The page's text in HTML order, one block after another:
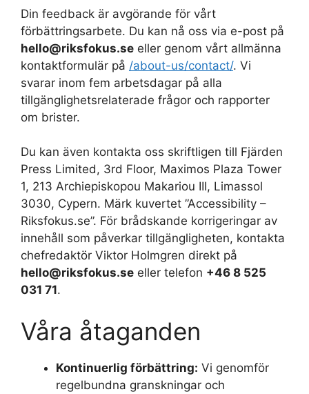
Din feedback är avgörande för vårt
förbättringsarbete. Du kan nå oss via e-post på
hello@riksfokus.se eller genom vårt allmänna
kontaktformulär på /about-us/contact/. Vi
svarar inom fem arbetsdagar på alla
tillgänglighetsrelaterade frågor och rapporter
om brister.
Du kan även kontakta oss skriftligen till Fjärden
Press Limited, 3rd Floor, Maximos Plaza Tower
1, 213 Archiepiskopou Makariou III, Limassol
3030, Cypern. Märk kuvertet ”Accessibility –
Riksfokus.se”. För brådskande korrigeringar av
innehåll som påverkar tillgängligheten, kontakta
chefredaktör Viktor Holmgren direkt på
hello@riksfokus.se eller telefon +46 8 525
031 71.
Våra åtaganden
Kontinuerlig förbättring: Vi genomför
regelbundna granskningar och